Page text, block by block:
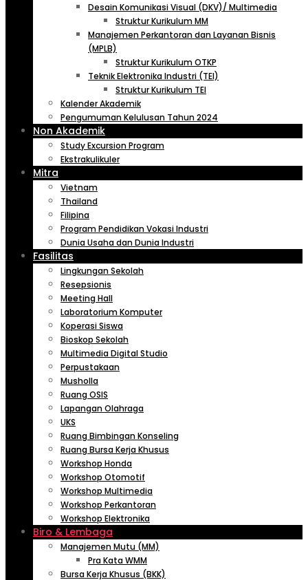
Desain Komunikasi Visual (DKV)/ Multimedia
Struktur Kurikulum MM
Manajemen Perkantoran dan Layanan Bisnis
(MPLB)
Struktur Kurikulum OTKP
Teknik Elektronika Industri (TEI)
Struktur Kurikulum TEI
Kalender Akademik
Pengumuman Kelulusan Tahun 2024
Non Akademik
Study Excursion Program
Ekstrakulikuler
Mitra
Vietnam
Thailand
Filipina
Program Pendidikan Vokasi Industri
Dunia Usaha dan Dunia Industri
Fasilitas
Lingkungan Sekolah
Resepsionis
Meeting Hall
Laboratorium Komputer
Koperasi Siswa
Bioskop Sekolah
Multimedia Digital Studio
Perpustakaan
Musholla
Ruang OSIS
Lapangan Olahraga
UKS
Ruang Bimbingan Konseling
Ruang Bursa Kerja Khusus
Workshop Honda
Workshop Otomotif
Workshop Multimedia
Workshop Perkantoran
Workshop Elektronika
Biro & Lembaga
Manajemen Mutu (MM)
Pra Kata WMM
Bursa Kerja Khusus (BKK)